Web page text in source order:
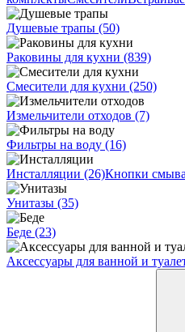
Душевые трапы (50)
Раковины для кухни (839)
Смесители для кухни (250)
Измельчители отходов (7)
Фильтры на воду (16)
Инсталляции (26)Кнопки смыва
Унитазы (35)
Беде (23)
Аксессуары для ванной и